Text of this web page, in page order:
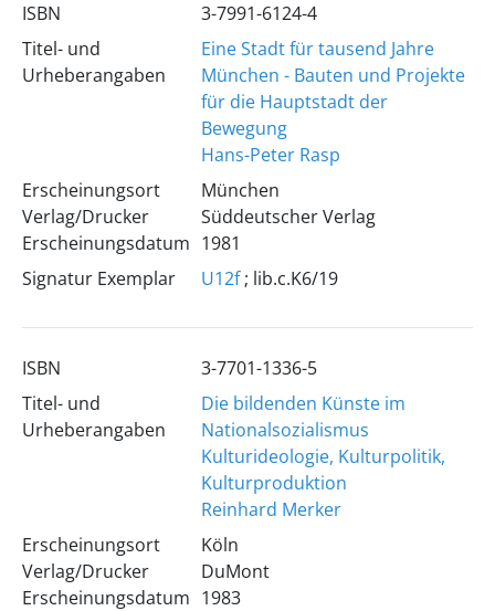
ISBN
3-7991-6124-4
Titel- und
Urheberangaben
Eine Stadt für tausend Jahre
München - Bauten und Projekte
für die Hauptstadt der
Bewegung
Hans-Peter Rasp
Erscheinungsort
Verlag/Drucker
Erscheinungsdatum
München
Süddeutscher Verlag
1981
Signatur Exemplar
U12f; lib.c.K6/19
ISBN
3-7701-1336-5
Titel- und
Urheberangaben
Die bildenden Künste im
Nationalsozialismus
Kulturideologie, Kulturpolitik,
Kulturproduktion
Reinhard Merker
Erscheinungsort
Verlag/Drucker
Erscheinungsdatum
Köln
DuMont
1983